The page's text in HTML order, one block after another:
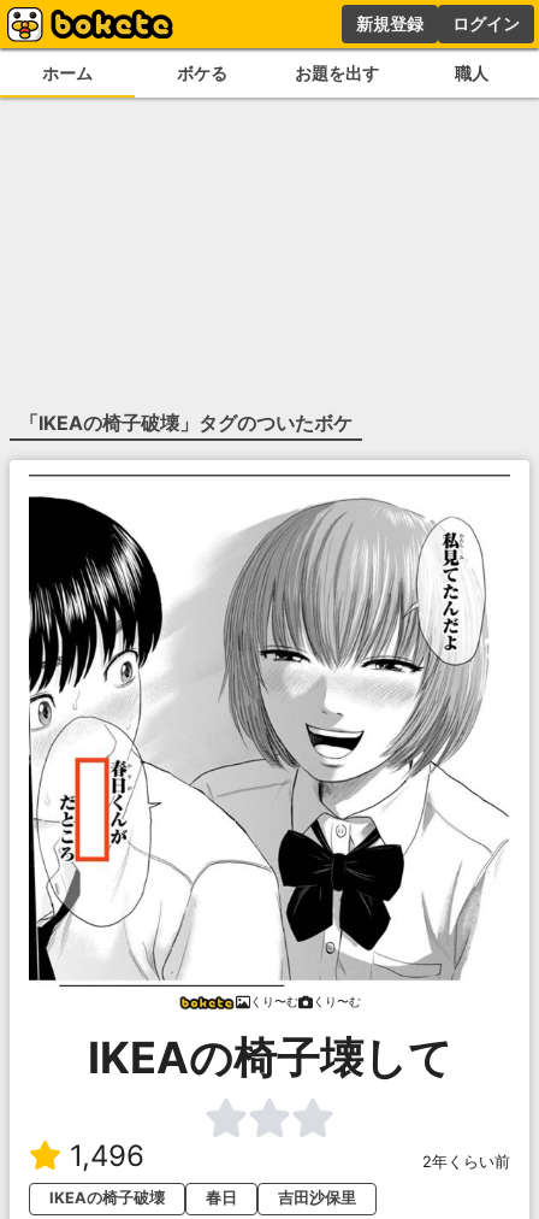
新規登録 ログイン
ホーム ボケる お題を出す 職人
「IKEAの椅子破壊 」タグのついたボケ
くり〜む くり〜む
IKEAの椅子壊して
1,496
2年くらい前
IKEAの椅子破壊
春日 吉田沙保里